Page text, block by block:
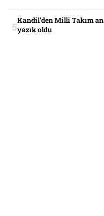
Kandil’den Milli Takım
yazık oldu